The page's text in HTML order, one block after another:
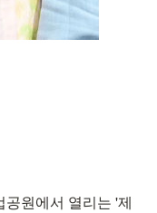
원에서 열리는 '제